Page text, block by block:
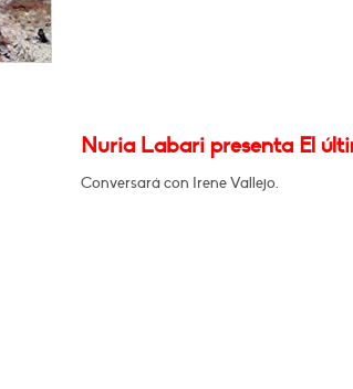
Nuria Labari presenta El
Conversará con Irene Vallejo.